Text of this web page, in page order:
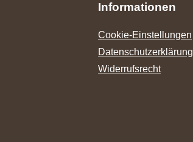
Informationen
Cookie-Einstellungen
Datenschutzerklärung
Widerrufsrecht